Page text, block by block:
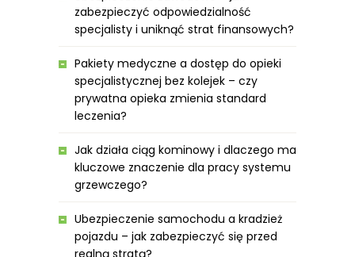
zabezpieczyć odpowiedzialność
specjalisty i uniknąć strat finansowych?
Pakiety medyczne a dostęp do opieki
specjalistycznej bez kolejek – czy
prywatna opieka zmienia standard
leczenia?
Jak działa ciąg kominowy i dlaczego ma
kluczowe znaczenie dla pracy systemu
grzewczego?
Ubezpieczenie samochodu a kradzież
pojazdu – jak zabezpieczyć się przed
realną stratą?